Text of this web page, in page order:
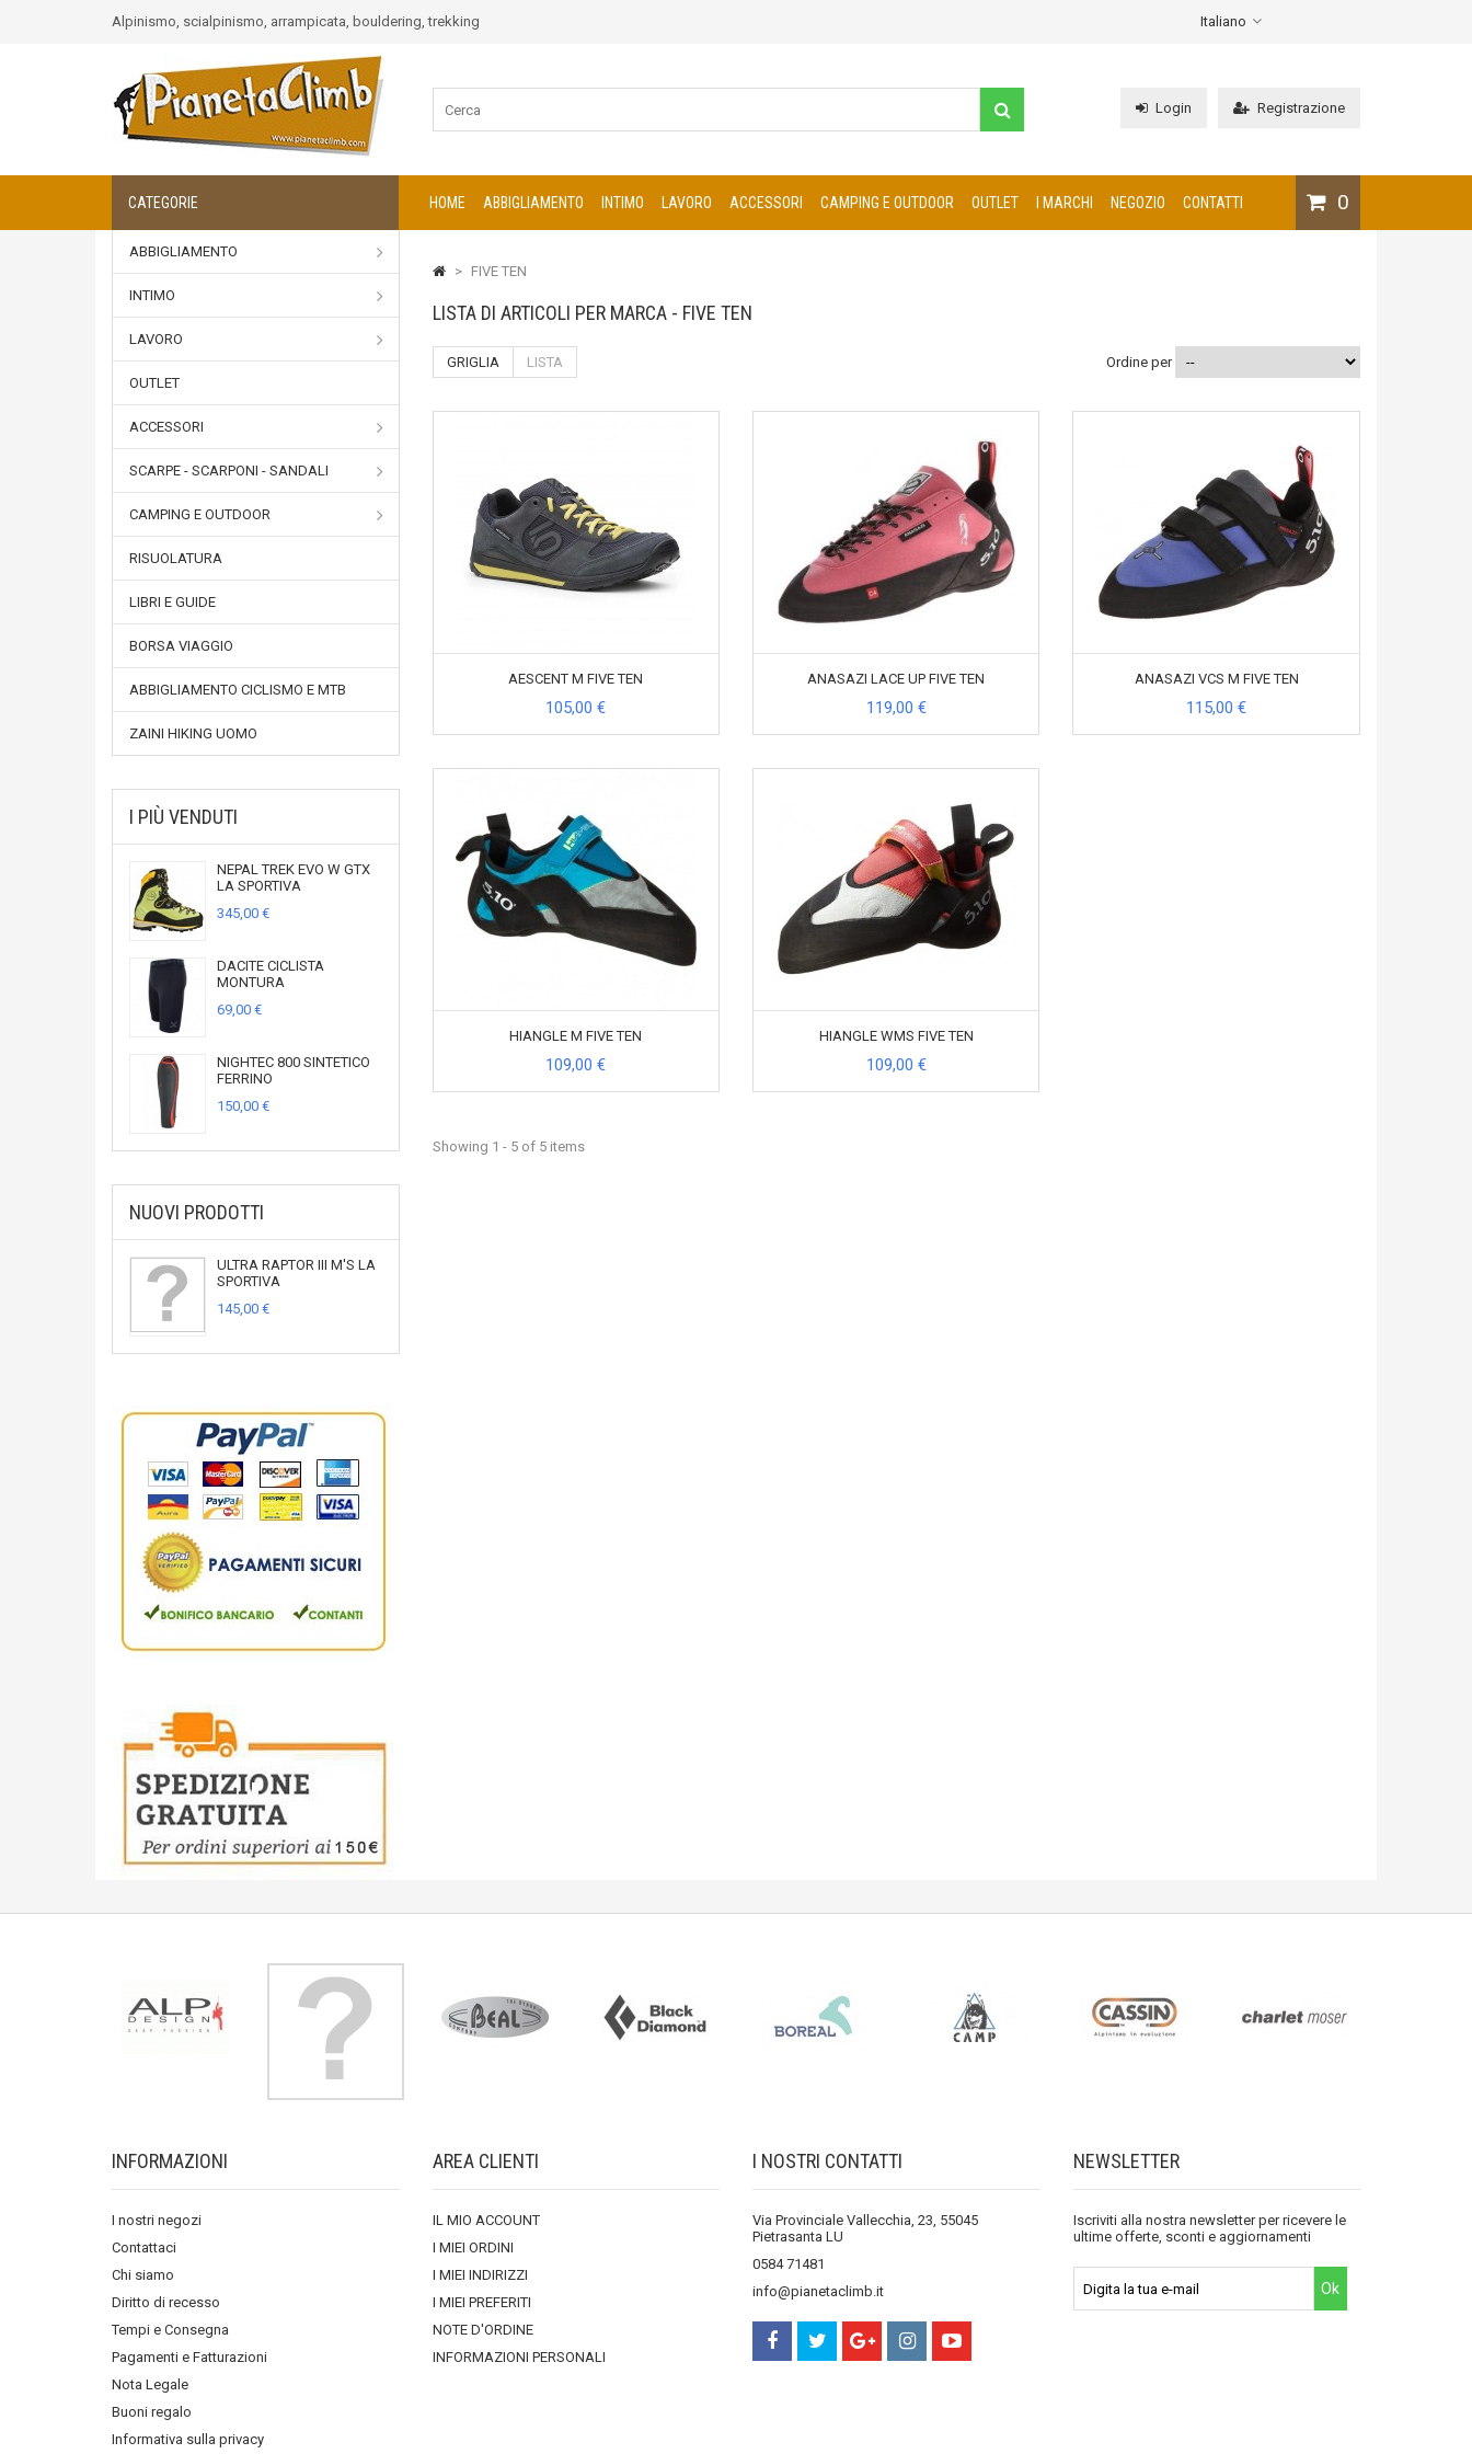
Alpinismo, scialpinismo, arrampicata, bouldering, trekking Italiano
Login Registrazione
CATEGORIE 0
HOME ABBIGLIAMENTO INTIMO LAVORO ACCESSORI CAMPING E OUTDOOR OUTLET I MARCHI NEGOZIO CONTATTI
ABBIGLIAMENTO
INTIMO
LAVORO
OUTLET
ACCESSORI
SCARPE - SCARPONI - SANDALI
CAMPING E OUTDOOR
RISUOLATURA
LIBRI E GUIDE
BORSA VIAGGIO
ABBIGLIAMENTO CICLISMO E MTB
ZAINI HIKING UOMO
I PIÙ VENDUTI
NEPAL TREK EVO W GTX
LA SPORTIVA
345,00 €
DACITE CICLISTA
MONTURA
69,00 €
NIGHTEC 800 SINTETICO
FERRINO
150,00 €
NUOVI PRODOTTI
ULTRA RAPTOR III M'S LA
SPORTIVA
145,00 €
> FIVE TEN
LISTA DI ARTICOLI PER MARCA - FIVE TEN
GRIGLIA LISTA Ordine per
AESCENT M FIVE TEN
105,00 €
ANASAZI LACE UP FIVE TEN
119,00 €
ANASAZI VCS M FIVE TEN
115,00 €
HIANGLE M FIVE TEN
109,00 €
HIANGLE WMS FIVE TEN
109,00 €
Showing 1 - 5 of 5 items
INFORMAZIONI
I nostri negozi
Contattaci
Chi siamo
Diritto di recesso
Tempi e Consegna
Pagamenti e Fatturazioni
Nota Legale
Buoni regalo
Informativa sulla privacy
AREA CLIENTI
IL MIO ACCOUNT
I MIEI ORDINI
I MIEI INDIRIZZI
I MIEI PREFERITI
NOTE D'ORDINE
INFORMAZIONI PERSONALI
I NOSTRI CONTATTI
Via Provinciale Vallecchia, 23, 55045
Pietrasanta LU
0584 71481
info@pianetaclimb.it
NEWSLETTER
Iscriviti alla nostra newsletter per ricevere le
ultime offerte, sconti e aggiornamenti
Ok